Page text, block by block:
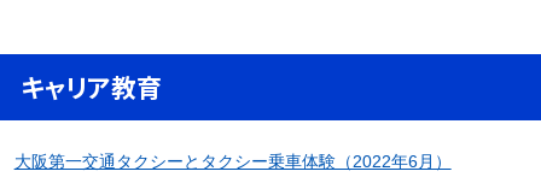
キャリア教育
大阪第一交通タクシーとタクシー乗車体験（2022年6月）